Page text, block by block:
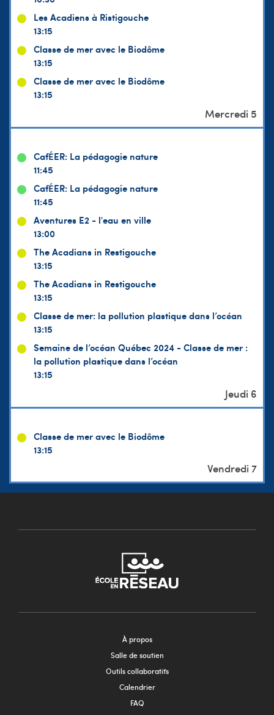
Les Acadiens à Ristigouche
13:15
Classe de mer avec le Biodôme
13:15
Classe de mer avec le Biodôme
13:15
CafÉER: La pédagogie nature
11:45
CafÉER: La pédagogie nature
11:45
Aventures E2 - l'eau en ville
13:00
The Acadians in Restigouche
13:15
The Acadians in Restigouche
13:15
Classe de mer: la pollution plastique dans l’océan
13:15
Semaine de l’océan Québec 2024 - Classe de mer :
la pollution plastique dans l’océan
13:15
Classe de mer avec le Biodôme
13:15
À propos
Salle de soutien
Outils collaboratifs
Calendrier
FAQ